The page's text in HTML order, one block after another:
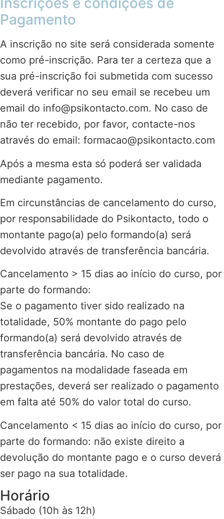
Pagamento
A inscrição no site será considerada somente
como pré-inscrição. Para ter a certeza que a
sua pré-inscrição foi submetida com sucesso
deverá verificar no seu email se recebeu um
email do info@psikontacto.com. No caso de
não ter recebido, por favor, contacte-nos
através do email: formacao@psikontacto.com
Após a mesma esta só poderá ser validada
mediante pagamento.
Em circunstâncias de cancelamento do curso,
por responsabilidade do Psikontacto, todo o
montante pago(a) pelo formando(a) será
devolvido através de transferência bancária.
Cancelamento > 15 dias ao início do curso, por
parte do formando:
Se o pagamento tiver sido realizado na
totalidade, 50% montante do pago pelo
formando(a) será devolvido através de
transferência bancária. No caso de
pagamentos na modalidade faseada em
prestações, deverá ser realizado o pagamento
em falta até 50% do valor total do curso.
Cancelamento < 15 dias ao início do curso, por
parte do formando: não existe direito a
devolução do montante pago e o curso deverá
ser pago na sua totalidade.
Horário
Sábado (10h às 12h)